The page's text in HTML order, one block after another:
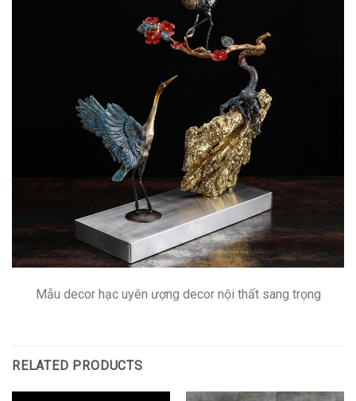
Mẫu decor hạc uyên ượng decor nội thất sang trọng
RELATED PRODUCTS